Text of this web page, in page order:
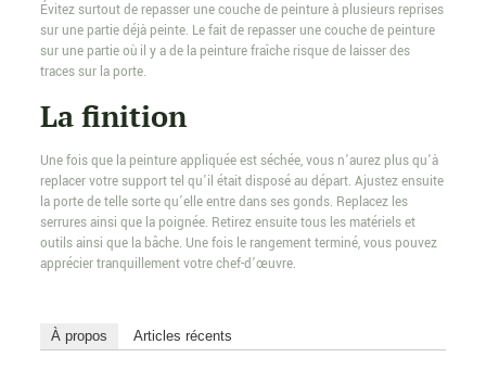
Évitez surtout de repasser une couche de peinture à plusieurs reprises
sur une partie déjà peinte. Le fait de repasser une couche de peinture
sur une partie où il y a de la peinture fraîche risque de laisser des
traces sur la porte.
La finition
Une fois que la peinture appliquée est séchée, vous n’aurez plus qu’à
replacer votre support tel qu’il était disposé au départ. Ajustez ensuite
la porte de telle sorte qu’elle entre dans ses gonds. Replacez les
serrures ainsi que la poignée. Retirez ensuite tous les matériels et
outils ainsi que la bâche. Une fois le rangement terminé, vous pouvez
apprécier tranquillement votre chef-d’œuvre.
À propos Articles récents